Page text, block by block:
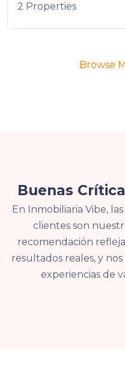
2 Properties
Browse
Buenas
En Inmobiliaria Vibe,
clientes son
recomendación
resultados reales, y
experiencias de